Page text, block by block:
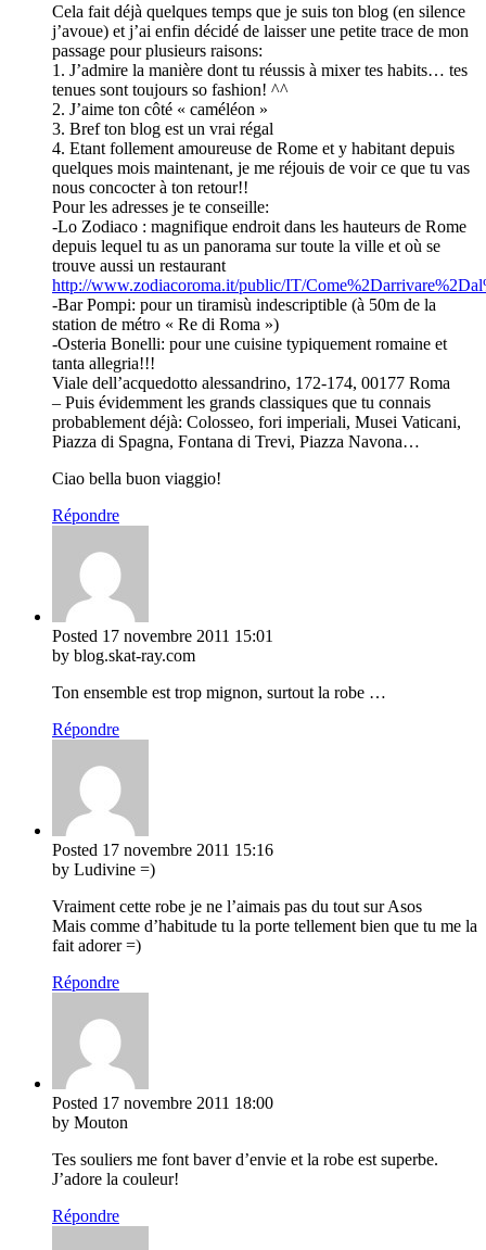
Cela fait déjà quelques temps que je suis ton blog (en silence
j’avoue) et j’ai enfin décidé de laisser une petite trace de mon
passage pour plusieurs raisons:
1. J’admire la manière dont tu réussis à mixer tes habits… tes
tenues sont toujours so fashion! ^^
2. J’aime ton côté « caméléon »
3. Bref ton blog est un vrai régal
4. Etant follement amoureuse de Rome et y habitant depuis
quelques mois maintenant, je me réjouis de voir ce que tu vas
nous concocter à ton retour!!
Pour les adresses je te conseille:
-Lo Zodiaco : magnifique endroit dans les hauteurs de Rome
depuis lequel tu as un panorama sur toute la ville et où se
trouve aussi un restaurant
http://www.zodiacoroma.it/public/IT/
-Bar Pompi: pour un tiramisù indescriptible (à 50m de la
station de métro « Re di Roma »)
-Osteria Bonelli: pour une cuisine typiquement romaine et
tanta allegria!!!
Viale dell’acquedotto alessandrino, 172-174, 00177 Roma
– Puis évidemment les grands classiques que tu connais
probablement déjà: Colosseo, fori imperiali, Musei Vaticani,
Piazza di Spagna, Fontana di Trevi, Piazza Navona…
Ciao bella buon viaggio!
Répondre
Posted 17 novembre 2011 15:01
by blog.skat-ray.com
Ton ensemble est trop mignon, surtout la robe …
Répondre
Posted 17 novembre 2011 15:16
by Ludivine =)
Vraiment cette robe je ne l’aimais pas du tout sur Asos
Mais comme d’habitude tu la porte tellement bien que tu me la
fait adorer =)
Répondre
Posted 17 novembre 2011 18:00
by Mouton
Tes souliers me font baver d’envie et la robe est superbe.
J’adore la couleur!
Répondre